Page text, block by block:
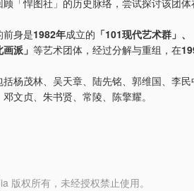
前身是1982年成立的 「101现代艺术群」
派」 等艺术团体，经过分解与重组，在
杨茂林、吴天章、陆先铭、郭维国、李
文贞、朱书贤、常陵、陈擎耀。
版权所有，未经授权禁止使用。